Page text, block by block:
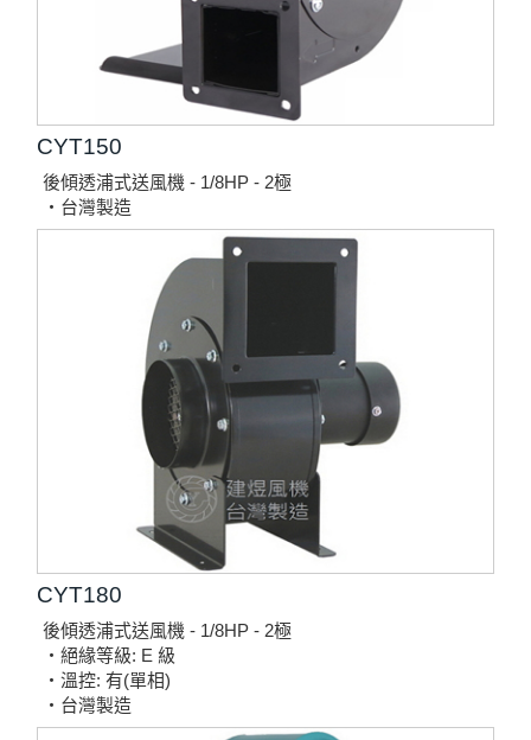
CYT150
後傾透浦式送風機 - 1/8HP - 2極
‧台灣製造
CYT180
後傾透浦式送風機 - 1/8HP - 2極
‧絕緣等級: E 級
‧溫控: 有(單相)
‧台灣製造